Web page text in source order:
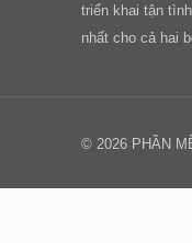
triển khai tận
nhất cho cả hai
© 2026 PHẦN